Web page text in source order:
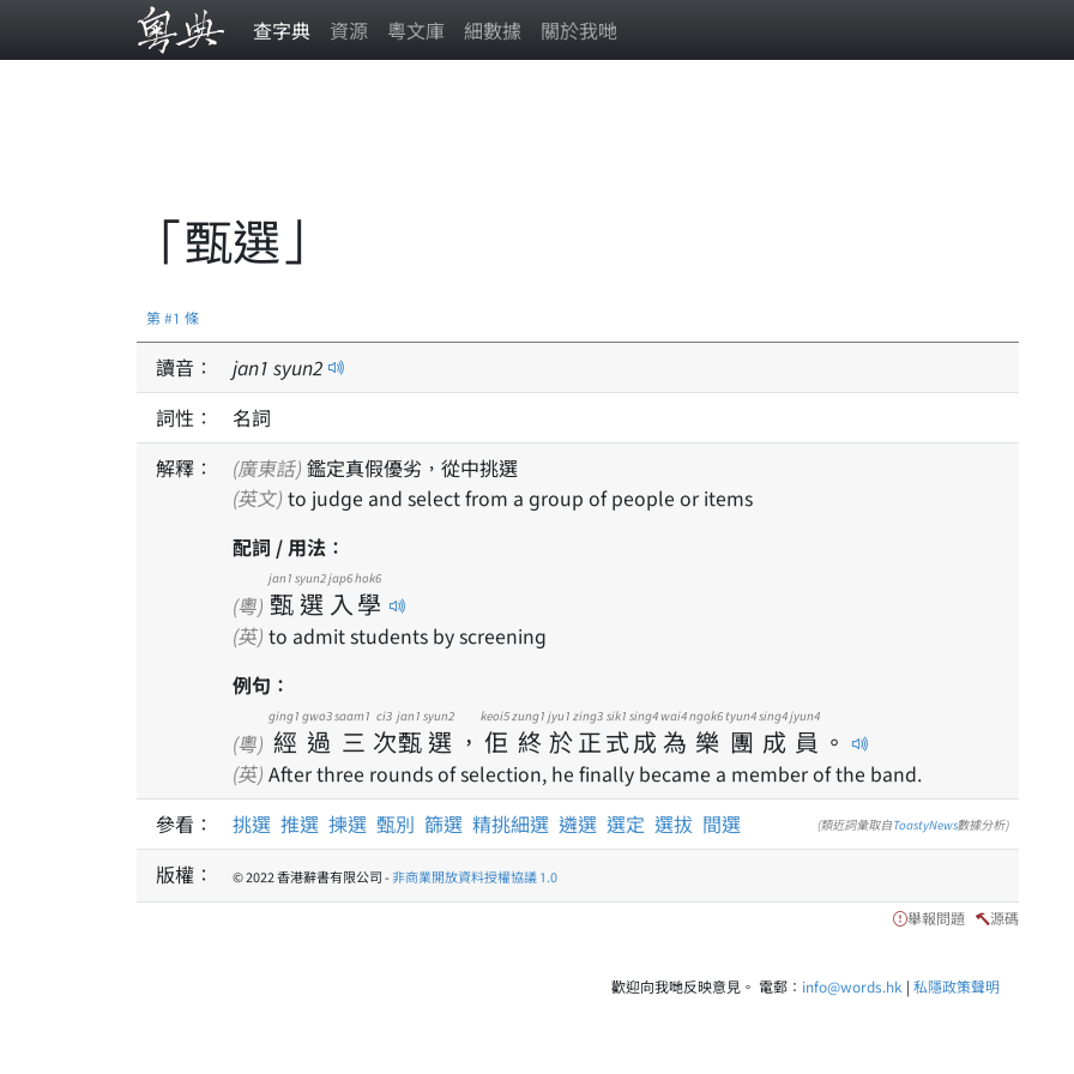
查字典 資源 粵文庫 細數據 關於我哋
「甄選」
第 #1 條
讀音： jan1 syun2
詞性：
名詞
解釋：
(廣東話) 鑑定真假優劣，從中挑選
(英文) to judge and select from a group of people or items
配詞 / 用法：
(粵) 甄
jan1
選
syun2
入
jap6
學
hok6
(英) to admit students by screening
例句：
(粵) 經
ging1
過
gwo3
三
saam1
次
ci3
甄
jan1
選
syun2
， 佢
keoi5
終
zung1
於
jyu1
正
zing3
式
sik1
成
sing4
為
wai4
樂
ngok6
團
tyun4
成
sing4
員
jyun4
。
(英) After three rounds of selection, he finally became a member of the band.
參看：
挑選 推選 揀選 甄別 篩選 精挑細選 遴選 選定 選拔 間選 (類近詞彙取自ToastyNews數據分析)
版權： © 2022 香港辭書有限公司 -非商業開放資料授權協議 1.0
舉報問題 源碼
歡迎向我哋反映意見。 電郵： info@words.hk | 私隱政策聲明